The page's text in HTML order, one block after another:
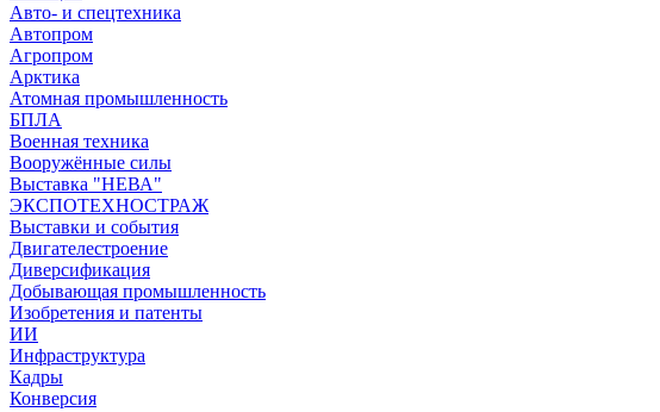
Авто- и спецтехника
Автопром
Агропром
Арктика
Атомная промышленность
БПЛА
Военная техника
Вооружённые силы
Выставка "НЕВА"
ЭКСПОТЕХНОСТРАЖ
Выставки и события
Двигателестроение
Диверсификация
Добывающая промышленность
Изобретения и патенты
ИИ
Инфраструктура
Кадры
Конверсия